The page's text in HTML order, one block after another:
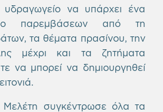
υδραγωγείο να υπάρχει ένα
παρεμβάσεων από τη
τα θέματα πρασίνου, την
μέχρι και τα ζητήματα
να μπορεί να δημιουργηθεί
Μελέτη συγκέντρωσε όλα τα